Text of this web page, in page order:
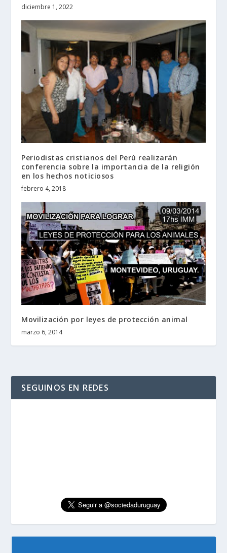
diciembre 1, 2022
Periodistas cristianos del Perú realizarán
conferencia sobre la importancia de la religión
en los hechos noticiosos
febrero 4, 2018
Movilización por leyes de protección animal
marzo 6, 2014
SEGUINOS EN REDES